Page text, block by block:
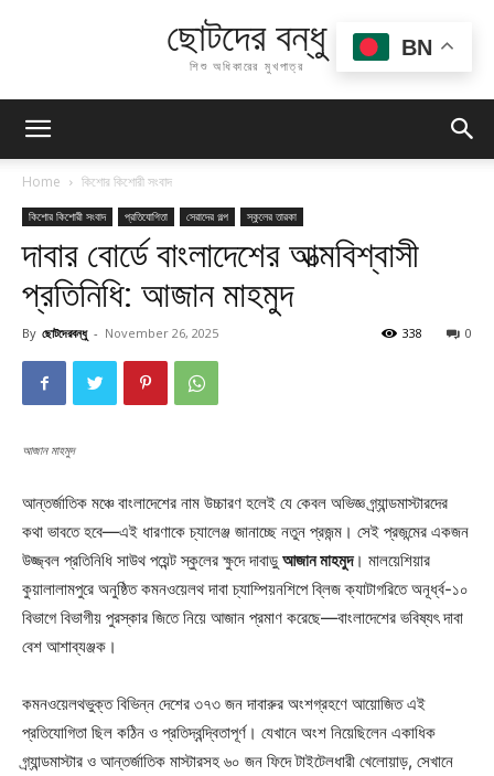
ছোটদের বন্ধু
শিশু অধিকারের মুখপাত্র
Home কিশোর কিশোরী সংবাদ
কিশোর কিশোরী সংবাদ প্রতিযোগিতা সেরাদের গল্প স্কুলের তারকা
দাবার বোর্ডে বাংলাদেশের আত্মবিশ্বাসী
প্রতিনিধি: আজান মাহমুদ
By ছোটদেরবন্ধু - November 26, 2025 0
338
আজান মাহমুদ
আন্তর্জাতিক মঞ্চে বাংলাদেশের নাম উচ্চারণ হলেই যে কেবল অভিজ্ঞ গ্র্যান্ডমাস্টারদের
কথা ভাবতে হবে—এই ধারণাকে চ্যালেঞ্জ জানাচ্ছে নতুন প্রজন্ম। সেই প্রজন্মের একজন
উজ্জ্বল প্রতিনিধি সাউথ পয়েন্ট স্কুলের ক্ষুদে দাবাড়ু আজান মাহমুদ। মালয়েশিয়ার
কুয়ালালামপুরে অনুষ্ঠিত কমনওয়েলথ দাবা চ্যাম্পিয়নশিপে ব্লিজ ক্যাটাগরিতে অনূর্ধ্ব-১০
বিভাগে বিভাগীয় পুরস্কার জিতে নিয়ে আজান প্রমাণ করেছে—বাংলাদেশের ভবিষ্যৎ দাবা
বেশ আশাব্যঞ্জক।
কমনওয়েলথভুক্ত বিভিন্ন দেশের ৩৭৩ জন দাবারুর অংশগ্রহণে আয়োজিত এই
প্রতিযোগিতা ছিল কঠিন ও প্রতিদ্বন্দ্বিতাপূর্ণ। যেখানে অংশ নিয়েছিলেন একাধিক
গ্র্যান্ডমাস্টার ও আন্তর্জাতিক মাস্টারসহ ৬০ জন ফিদে টাইটেলধারী খেলোয়াড়, সেখানে
BN